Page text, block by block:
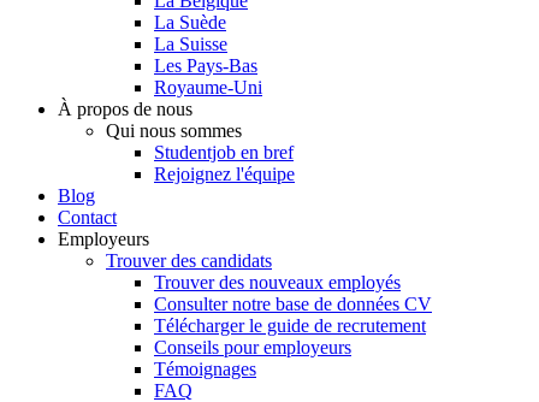
La Suède
La Suisse
Les Pays-Bas
Royaume-Uni
À propos de nous
Qui nous sommes
Studentjob en bref
Rejoignez l'équipe
Blog
Contact
Employeurs
Trouver des candidats
Trouver des nouveaux employés
Consulter notre base de données CV
Télécharger le guide de recrutement
Conseils pour employeurs
Témoignages
FAQ